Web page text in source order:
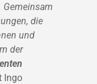
Gemeinsam
die
und
der
Ingo